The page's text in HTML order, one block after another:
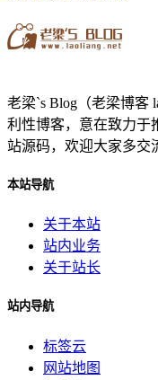
老梁`s Blog（老梁博客
利性博客，意在致力于
站源码，欢迎大家多交
本站导航
关于本站
站内业务
关于站长
站内导航
标签云
网站地图